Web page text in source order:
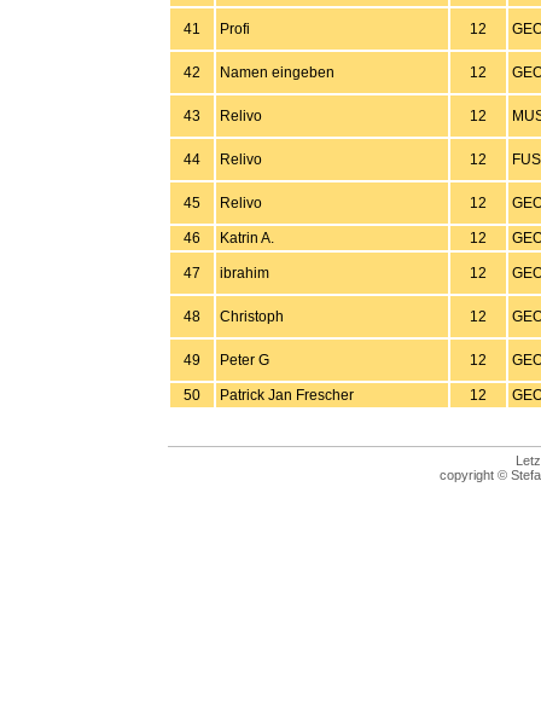
41 Profi 12
42 Namen eingeben 12
43 Relivo 12
44 Relivo 12
45 Relivo 12
46 Katrin A. 12
47 ibrahim 12
48 Christoph 12
49 Peter G 12
50 Patrick Jan Frescher 12
copyright ©